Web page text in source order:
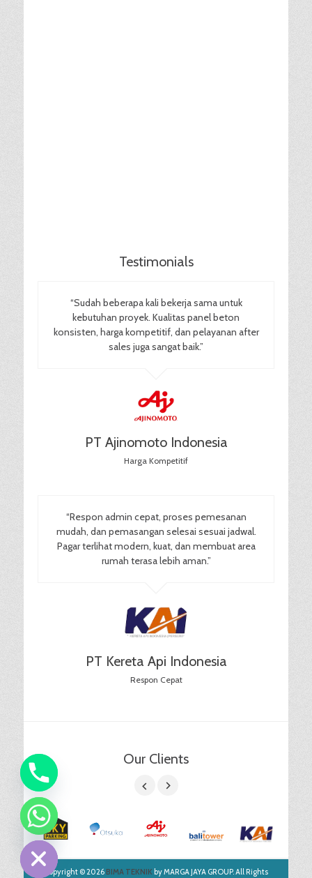
Testimonials
“Sudah beberapa kali bekerja sama untuk
kebutuhan proyek. Kualitas panel beton
konsisten, harga kompetitif, dan pelayanan after
sales juga sangat baik.”
PT Ajinomoto Indonesia
Harga Kompetitif
“Respon admin cepat, proses pemesanan
mudah, dan pemasangan selesai sesuai jadwal.
Pagar terlihat modern, kuat, dan membuat area
rumah terasa lebih aman.”
PT Kereta Api Indonesia
Respon Cepat
Our Clients
Copyright © 2026 BIMA TEKNIK by MARGA JAYA GROUP. All Rights
Hide
chaty